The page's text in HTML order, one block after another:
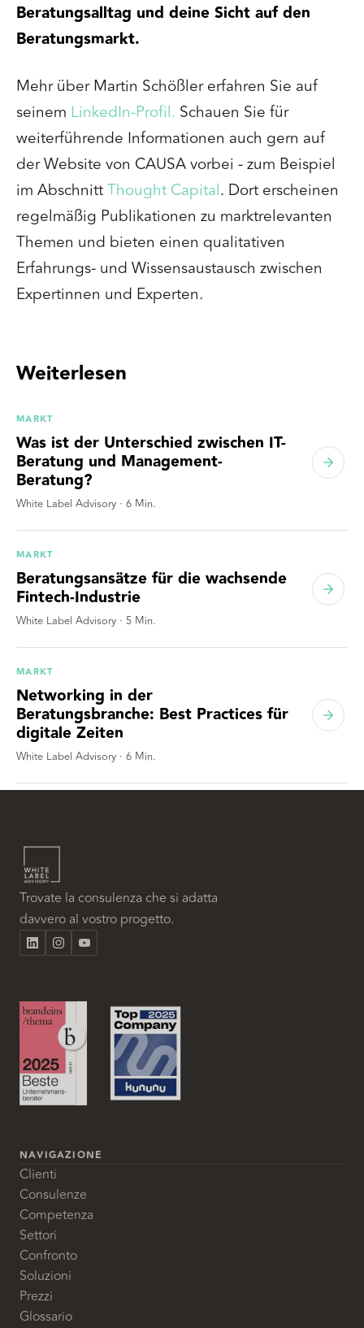
Beratungsalltag und deine Sicht auf den
Beratungsmarkt.
Mehr über Martin Schößler erfahren Sie auf
seinem LinkedIn-Profil. Schauen Sie für
weiterführende Informationen auch gern auf
der Website von CAUSA vorbei - zum Beispiel
im AbschnittThought Capital. Dort erscheinen
regelmäßig Publikationen zu marktrelevanten
Themen und bieten einen qualitativen
Erfahrungs- und Wissensaustausch zwischen
Expertinnen und Experten.
Weiterlesen
MARKT
Was ist der Unterschied zwischen IT-
Beratung und Management-
Beratung?
White Label Advisory · 6 Min.
MARKT
Beratungsansätze für die wachsende
Fintech-Industrie
White Label Advisory · 5 Min.
MARKT
Networking in der
Beratungsbranche: Best Practices für
digitale Zeiten
White Label Advisory · 6 Min.
Trovate la consulenza che si adatta
davvero al vostro progetto.
NAVIGAZIONE
Clienti
Consulenze
Competenza
Settori
Confronto
Soluzioni
Prezzi
Glossario